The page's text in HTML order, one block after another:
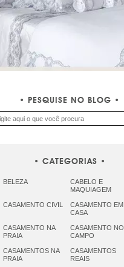
PESQUISE NO BLOG
CATEGORIAS
BELEZA
CABELO E
MAQUIAGEM
CASAMENTO CIVIL
CASAMENTO EM
CASA
CASAMENTO NA
PRAIA
CASAMENTO NO
CAMPO
CASAMENTOS NA
PRAIA
CASAMENTOS
REAIS